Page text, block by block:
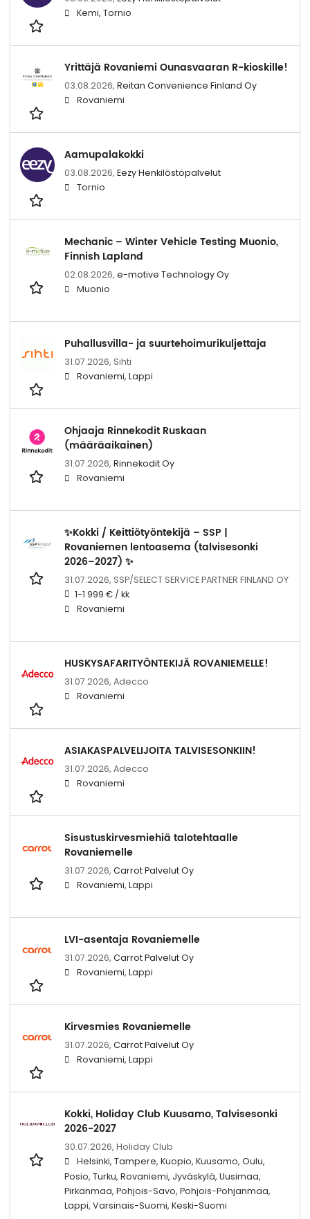
Kemi, Tornio
Yrittäjä Rovaniemi Ounasvaaran R-kioskille!
03.08.2026, Reitan Convenience Finland Oy
Rovaniemi
Aamupalakokki
03.08.2026, Eezy Henkilöstöpalvelut
Tornio
Mechanic – Winter Vehicle Testing Muonio,
Finnish Lapland
02.08.2026, e-motive Technology Oy
Muonio
Puhallusvilla- ja suurtehoimurikuljettaja
31.07.2026, Sihti
Rovaniemi, Lappi
Ohjaaja Rinnekodit Ruskaan
(määräaikainen)
31.07.2026, Rinnekodit Oy
Rovaniemi
✨Kokki / Keittiötyöntekijä – SSP |
Rovaniemen lentoasema (talvisesonki
2026–2027) ✨
31.07.2026, SSP/SELECT SERVICE PARTNER FINLAND OY
1-1 999 € / kk
Rovaniemi
HUSKYSAFARITYÖNTEKIJÄ ROVANIEMELLE!
31.07.2026, Adecco
Rovaniemi
ASIAKASPALVELIJOITA TALVISESONKIIN!
31.07.2026, Adecco
Rovaniemi
Sisustuskirvesmiehiä talotehtaalle
Rovaniemelle
31.07.2026, Carrot Palvelut Oy
Rovaniemi, Lappi
LVI-asentaja Rovaniemelle
31.07.2026, Carrot Palvelut Oy
Rovaniemi, Lappi
Kirvesmies Rovaniemelle
31.07.2026, Carrot Palvelut Oy
Rovaniemi, Lappi
Kokki, Holiday Club Kuusamo, Talvisesonki
2026-2027
30.07.2026, Holiday Club
Helsinki, Tampere, Kuopio, Kuusamo, Oulu,
Posio, Turku, Rovaniemi, Jyväskylä, Uusimaa,
Pirkanmaa, Pohjois-Savo, Pohjois-Pohjanmaa,
Lappi, Varsinais-Suomi, Keski-Suomi